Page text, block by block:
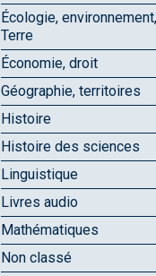
Écologie,
Terre
Économie, droit
Géographie, territoires
Histoire
Histoire des sciences
Linguistique
Livres audio
Mathématiques
Non classé